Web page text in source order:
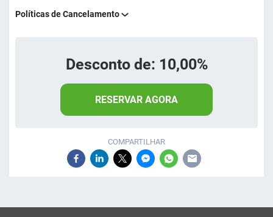
Políticas de Cancelamento
Desconto de: 10,00%
RESERVAR AGORA
COMPARTILHAR